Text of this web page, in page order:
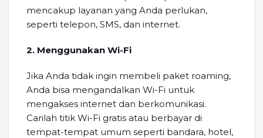
mencakup layanan yang Anda perlukan,
seperti telepon, SMS, dan internet.
2. Menggunakan Wi-Fi
Jika Anda tidak ingin membeli paket roaming,
Anda bisa mengandalkan Wi-Fi untuk
mengakses internet dan berkomunikasi.
Carilah titik Wi-Fi gratis atau berbayar di
tempat-tempat umum seperti bandara, hotel,